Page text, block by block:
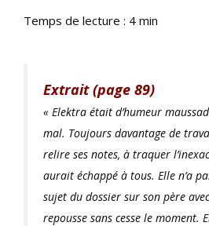
Temps de lecture : 4 min
Extrait (page 89)
« Elektra était d’humeur
mal. Toujours davantage de
relire ses notes, à traquer
aurait échappé à tous. Elle n’a
sujet du dossier sur son père
repousse sans cesse le moment.